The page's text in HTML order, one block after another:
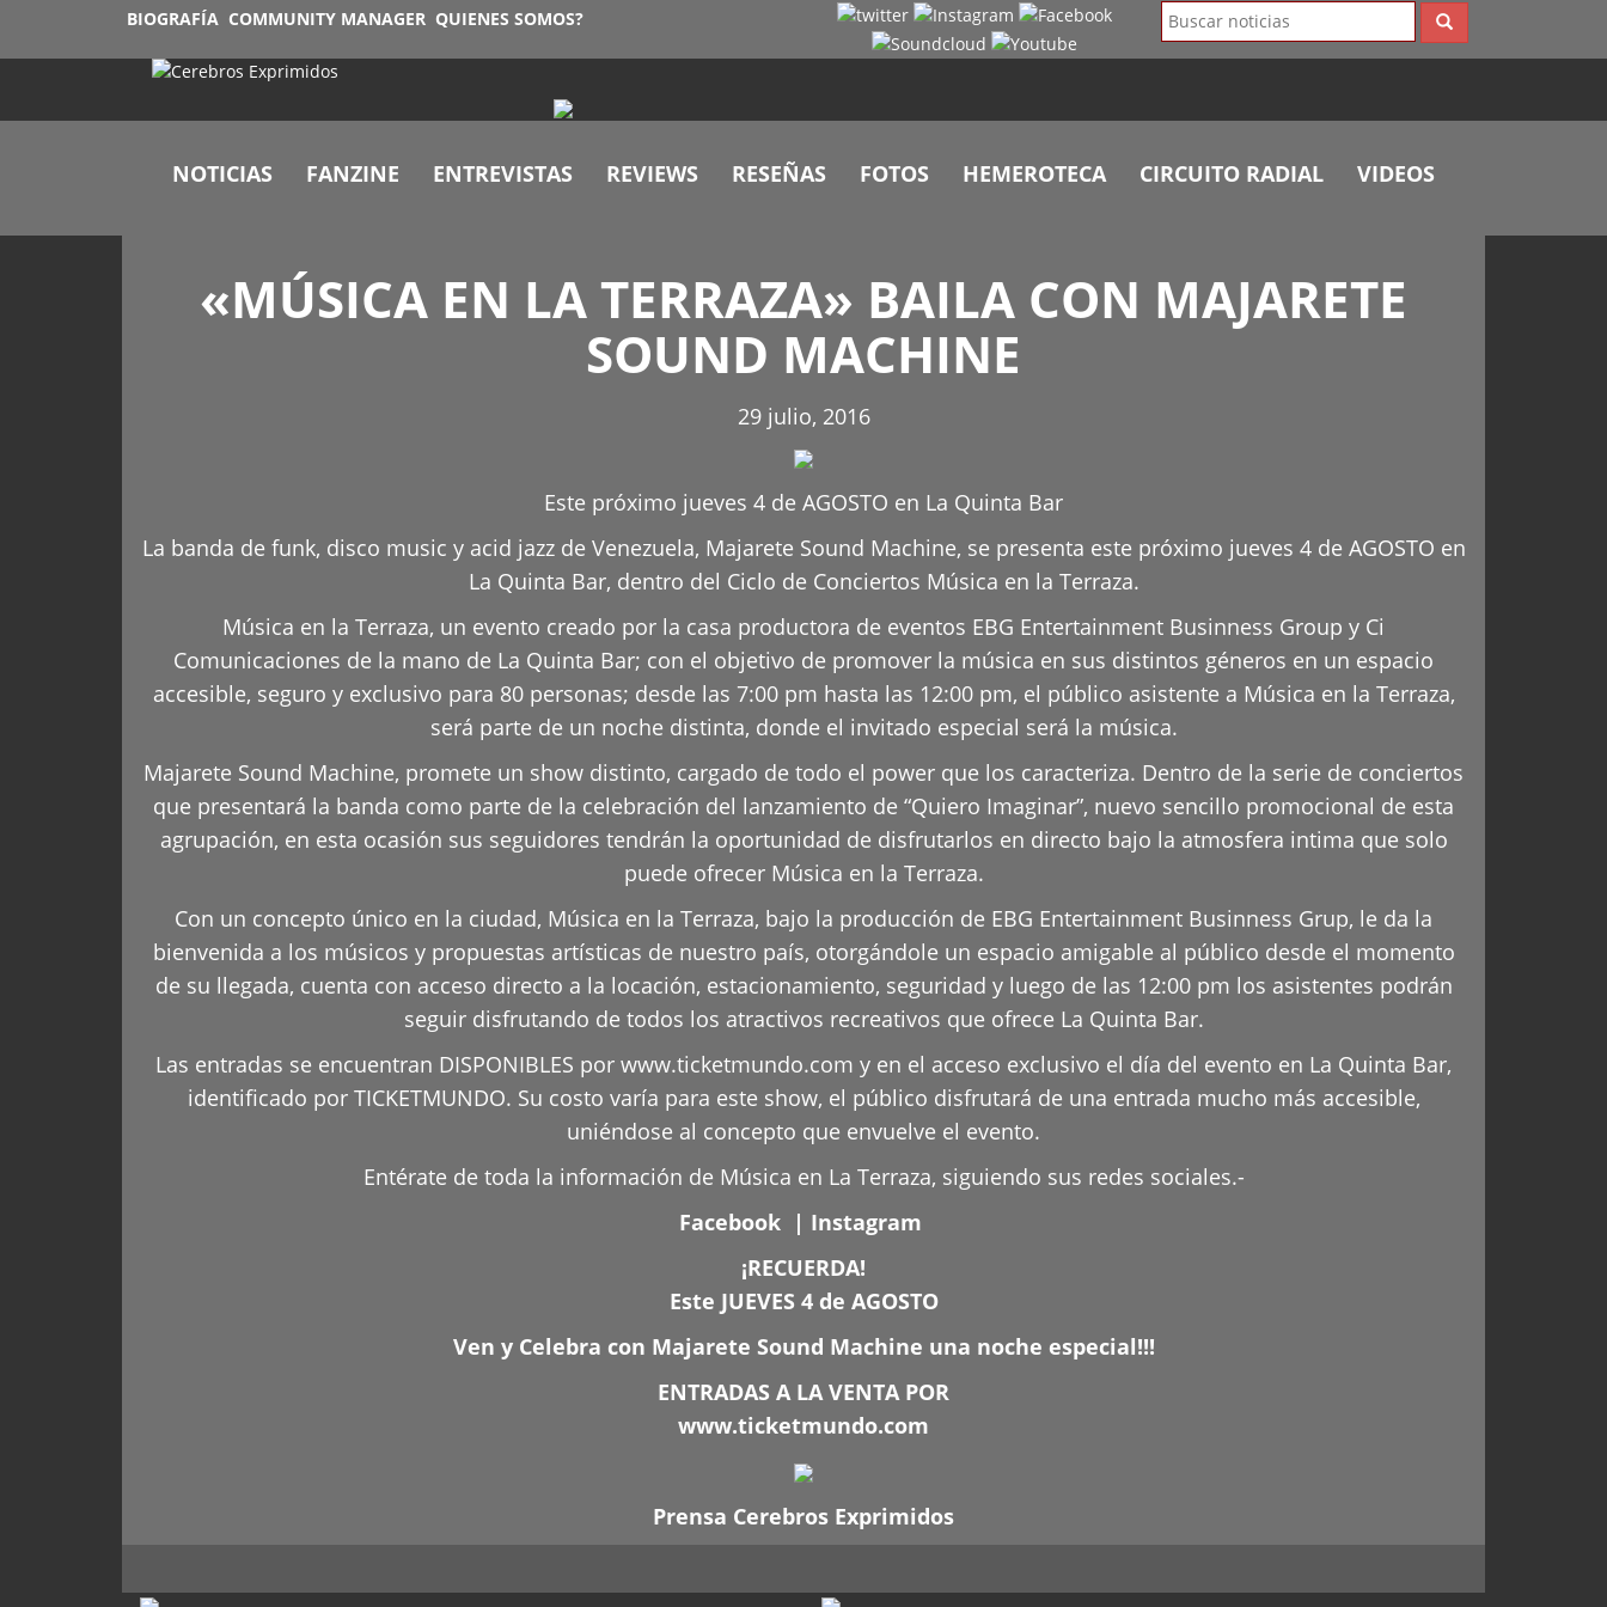
BIOGRAFÍA COMMUNITY MANAGER QUIENES SOMOS?
NOTICIAS FANZINE ENTREVISTAS REVIEWS RESEÑAS FOTOS HEMEROTECA CIRCUITO RADIAL VIDEOS
«MÚSICA EN LA TERRAZA» BAILA CON MAJARETE
SOUND MACHINE
29 julio, 2016
Este próximo jueves 4 de AGOSTO en La Quinta Bar
La banda de funk, disco music y acid jazz de Venezuela, Majarete Sound Machine, se presenta este próximo jueves 4 de AGOSTO en
La Quinta Bar, dentro del Ciclo de Conciertos Música en la Terraza.
Música en la Terraza, un evento creado por la casa productora de eventos EBG Entertainment Businness Group y Ci
Comunicaciones de la mano de La Quinta Bar; con el objetivo de promover la música en sus distintos géneros en un espacio
accesible, seguro y exclusivo para 80 personas; desde las 7:00 pm hasta las 12:00 pm, el público asistente a Música en la Terraza,
será parte de un noche distinta, donde el invitado especial será la música.
Majarete Sound Machine, promete un show distinto, cargado de todo el power que los caracteriza. Dentro de la serie de conciertos
que presentará la banda como parte de la celebración del lanzamiento de “Quiero Imaginar”, nuevo sencillo promocional de esta
agrupación, en esta ocasión sus seguidores tendrán la oportunidad de disfrutarlos en directo bajo la atmosfera intima que solo
puede ofrecer Música en la Terraza.
Con un concepto único en la ciudad, Música en la Terraza, bajo la producción de EBG Entertainment Businness Grup, le da la
bienvenida a los músicos y propuestas artísticas de nuestro país, otorgándole un espacio amigable al público desde el momento
de su llegada, cuenta con acceso directo a la locación, estacionamiento, seguridad y luego de las 12:00 pm los asistentes podrán
seguir disfrutando de todos los atractivos recreativos que ofrece La Quinta Bar.
Las entradas se encuentran DISPONIBLES por www.ticketmundo.com y en el acceso exclusivo el día del evento en La Quinta Bar,
identificado por TICKETMUNDO. Su costo varía para este show, el público disfrutará de una entrada mucho más accesible,
uniéndose al concepto que envuelve el evento.
Entérate de toda la información de Música en La Terraza, siguiendo sus redes sociales.-
Facebook | Instagram
¡RECUERDA!
Este JUEVES 4 de AGOSTO
Ven y Celebra con Majarete Sound Machine una noche especial!!!
ENTRADAS A LA VENTA POR
www.ticketmundo.com
Prensa Cerebros Exprimidos